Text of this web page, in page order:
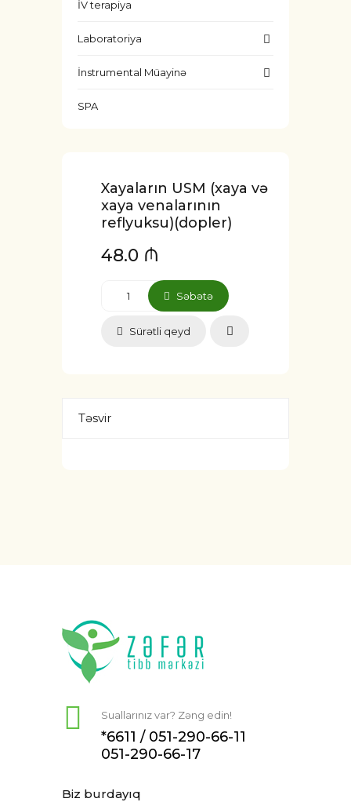
İV terapiya
Laboratoriya
İnstrumental Müayinə
SPA
Xayaların USM (xaya və
xaya venalarının
reflyuksu)(dopler)
48.0 ₼
Səbətə
Sürətli qeyd
Təsvir
Suallarınız var? Zəng edin!
*6611 / 051-290-66-11
051-290-66-17
Biz burdayıq